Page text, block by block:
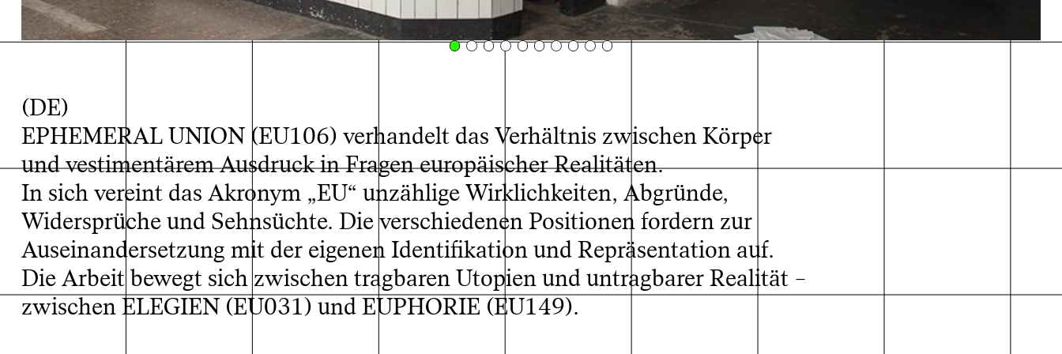
(EU137) (EU056) (EU182) (EU192) (EU031)
(EU106) (EU150) (EU114) (EU011)
© Paul Zech
(DE)
EPHEMERAL UNION (EU106) verhandelt das Verhältnis zwischen Körper
und vestimentärem Ausdruck in Fragen europäischer Realitäten.
In sich vereint das Akronym „EU“ unzählige Wirklichkeiten, Abgründe,
Widersprüche und Sehnsüchte. Die verschiedenen Positionen fordern zur
Auseinandersetzung mit der eigenen Identifikation und Repräsentation auf.
Die Arbeit bewegt sich zwischen tragbaren Utopien und untragbarer Realität –
zwischen ELEGIEN (EU031) und EUPHORIE (EU149).